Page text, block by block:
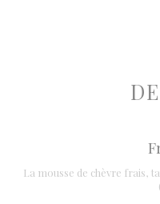
La mousse de chèvre frais,